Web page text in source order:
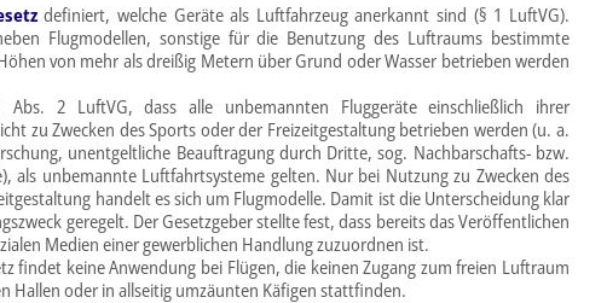
definiert, welche Geräte als Luftfahrzeug anerkannt sind (§ 1 LuftVG).
Flugmodellen, sonstige für die Benutzung des Luftraums bestimmte
von mehr als dreißig Metern über Grund oder Wasser betrieben werden
2 LuftVG, dass alle unbemannten Fluggeräte einschließlich ihrer
zu Zwecken des Sports oder der Freizeitgestaltung betrieben werden (u. a.
unentgeltliche Beauftragung durch Dritte, sog. Nachbarschafts- bzw.
als unbemannte Luftfahrtsysteme gelten. Nur bei Nutzung zu Zwecken des
handelt es sich um Flugmodelle. Damit ist die Unterscheidung klar
geregelt. Der Gesetzgeber stellte fest, dass bereits das Veröffentlichen
Medien einer gewerblichen Handlung zuzuordnen ist.
findet keine Anwendung bei Flügen, die keinen Zugang zum freien Luftraum
Hallen oder in allseitig umzäunten Käfigen stattfinden.